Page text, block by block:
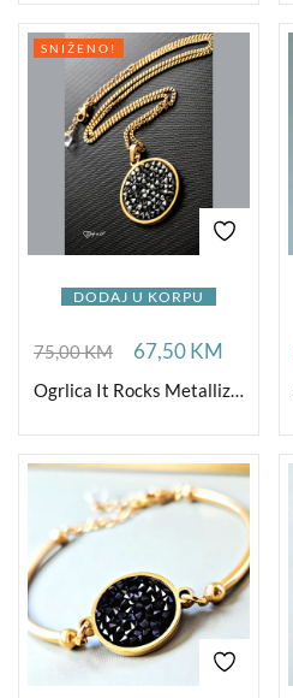
DODAJ U KORPU
SNIŽENO!
75,00KM 67,50KM
Ogrlica It Rocks Metallize G